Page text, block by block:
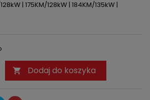
| 175KM/128kW | 184KM/135kW |
 Dodaj do koszyka